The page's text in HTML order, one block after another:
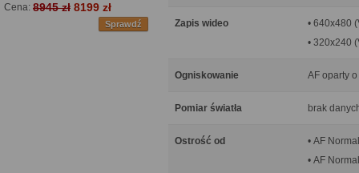
Cena: 8945 zł 8199 zł
Sprawdź Zapis wideo
• 640x480
• 320x240
Ogniskowanie AF oparty
Pomiar światła brak
Ostrość od
• AF
• AF